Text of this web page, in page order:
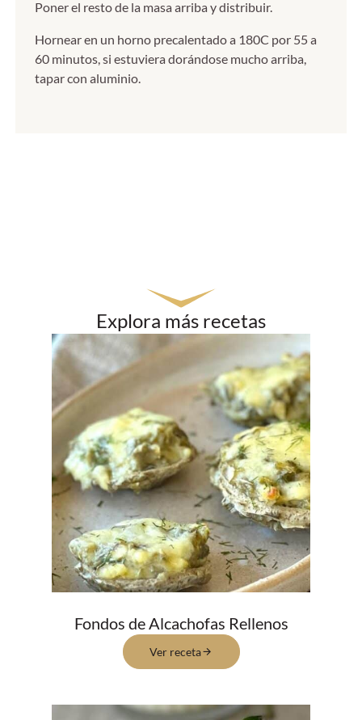
Poner el resto de la masa arriba y distribuir.
Hornear en un horno precalentado a 180C por 55 a
60 minutos, si estuviera dorándose mucho arriba,
tapar con aluminio.
Explora más recetas
Fondos de Alcachofas Rellenos
Ver receta